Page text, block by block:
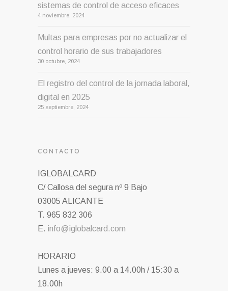
sistemas de control de acceso eficaces
4 noviembre, 2024
Multas para empresas por no actualizar el
control horario de sus trabajadores
30 octubre, 2024
El registro del control de la jornada laboral,
digital en 2025
25 septiembre, 2024
CONTACTO
IGLOBALCARD
C/ Callosa del segura nº 9 Bajo
03005 ALICANTE
T. 965 832 306
E. info@iglobalcard.com
HORARIO
Lunes a jueves: 9.00 a 14.00h / 15:30 a
18.00h